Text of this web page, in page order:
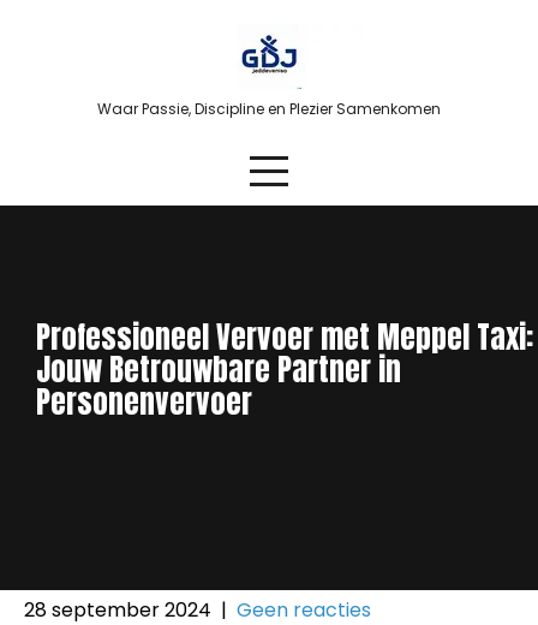
Waar Passie, Discipline en Plezier Samenkomen
Professioneel Vervoer met Meppel Taxi:
Jouw Betrouwbare Partner in
Personenvervoer
28 september 2024 | Geen reacties